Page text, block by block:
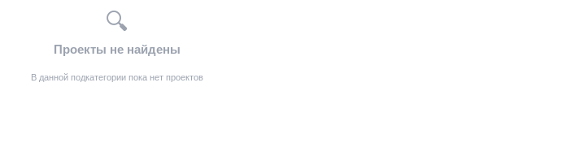
🔍
Проекты не найдены
В данной подкатегории пока нет проектов